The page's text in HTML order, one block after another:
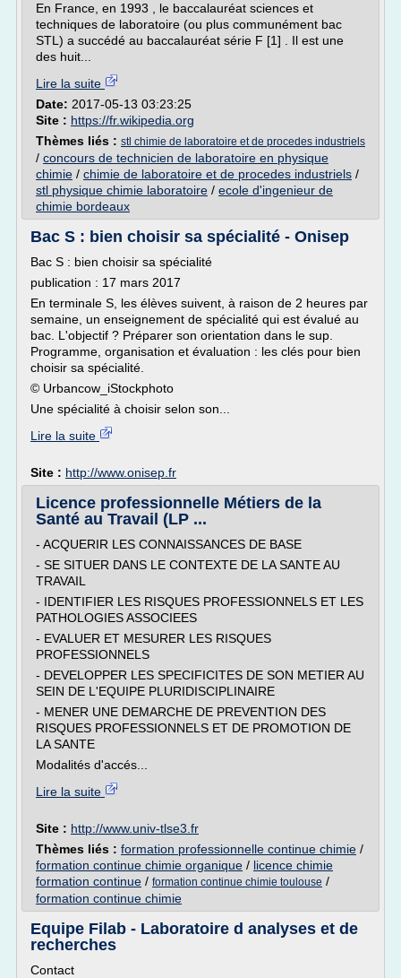
En France, en 1993 , le baccalauréat sciences et
techniques de laboratoire (ou plus communément bac
STL) a succédé au baccalauréat série F [1] . Il est une
des huit...
Lire la suite
Date: 2017-05-13 03:23:25
Site : https://fr.wikipedia.org
Thèmes liés : stl chimie de laboratoire et de procedes industriels
/ concours de technicien de laboratoire en physique
chimie / chimie de laboratoire et de procedes industriels /
stl physique chimie laboratoire / ecole d'ingenieur de
chimie bordeaux
Bac S : bien choisir sa spécialité - Onisep
Bac S : bien choisir sa spécialité
publication : 17 mars 2017
En terminale S, les élèves suivent, à raison de 2 heures par
semaine, un enseignement de spécialité qui est évalué au
bac. L'objectif ? Préparer son orientation dans le sup.
Programme, organisation et évaluation : les clés pour bien
choisir sa spécialité.
© Urbancow_iStockphoto
Une spécialité à choisir selon son...
Lire la suite
Site : http://www.onisep.fr
Licence professionnelle Métiers de la
Santé au Travail (LP ...
- ACQUERIR LES CONNAISSANCES DE BASE
- SE SITUER DANS LE CONTEXTE DE LA SANTE AU
TRAVAIL
- IDENTIFIER LES RISQUES PROFESSIONNELS ET LES
PATHOLOGIES ASSOCIEES
- EVALUER ET MESURER LES RISQUES
PROFESSIONNELS
- DEVELOPPER LES SPECIFICITES DE SON METIER AU
SEIN DE L'EQUIPE PLURIDISCIPLINAIRE
- MENER UNE DEMARCHE DE PREVENTION DES
RISQUES PROFESSIONNELS ET DE PROMOTION DE
LA SANTE
Modalités d'accés...
Lire la suite
Site : http://www.univ-tlse3.fr
Thèmes liés : formation professionnelle continue chimie /
formation continue chimie organique / licence chimie
formation continue / formation continue chimie toulouse /
formation continue chimie
Equipe Filab - Laboratoire d analyses et de
recherches
Contact